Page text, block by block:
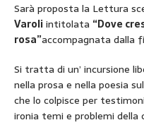
Sarà proposta la Lettura
Varoliintitolata “Dove
rosa”accompagnata dalla
Si tratta di un’ incursione
nella prosa e nella poesia
che lo colpisce per
ironia temi e problemi della